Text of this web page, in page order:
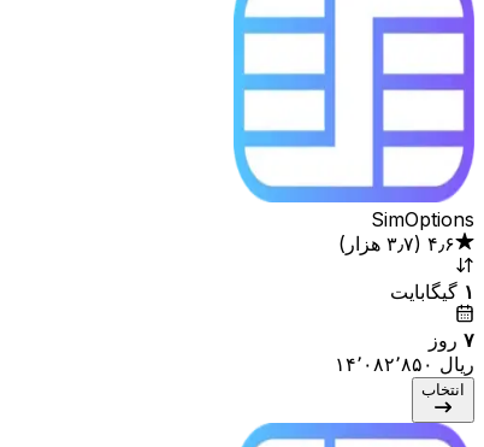
SimOptions
۴٫۶ (۳٫۷ هزار
)
۱ گیگابایت
۷ روز
انتخاب